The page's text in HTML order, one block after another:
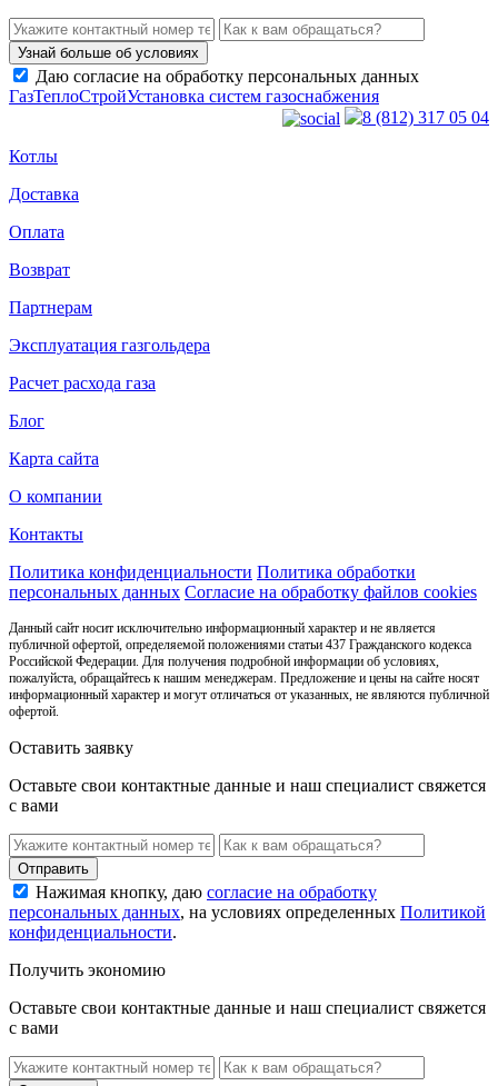
Даю согласие на обработку персональных данных
ГазТеплоСтройУстановка систем газоснабжения
8 (812) 317 05 04
Котлы
Доставка
Оплата
Возврат
Партнерам
Эксплуатация газгольдера
Расчет расхода газа
Блог
Карта сайта
О компании
Контакты
Политика конфиденциальности Политика обработки
персональных данных Согласие на обработку файлов cookies
Данный сайт носит исключительно информационный характер и не является
публичной офертой, определяемой положениями статьи 437 Гражданского кодекса
Российской Федерации. Для получения подробной информации об условиях,
пожалуйста, обращайтесь к нашим менеджерам. Предложение и цены на сайте носят
информационный характер и могут отличаться от указанных, не являются публичной
офертой.
Оставить заявку
Оставьте свои контактные данные и наш специалист свяжется
с вами
Нажимая кнопку, даю согласие на обработку
персональных данных, на условиях определенных Политикой
конфиденциальности.
Получить экономию
Оставьте свои контактные данные и наш специалист свяжется
с вами